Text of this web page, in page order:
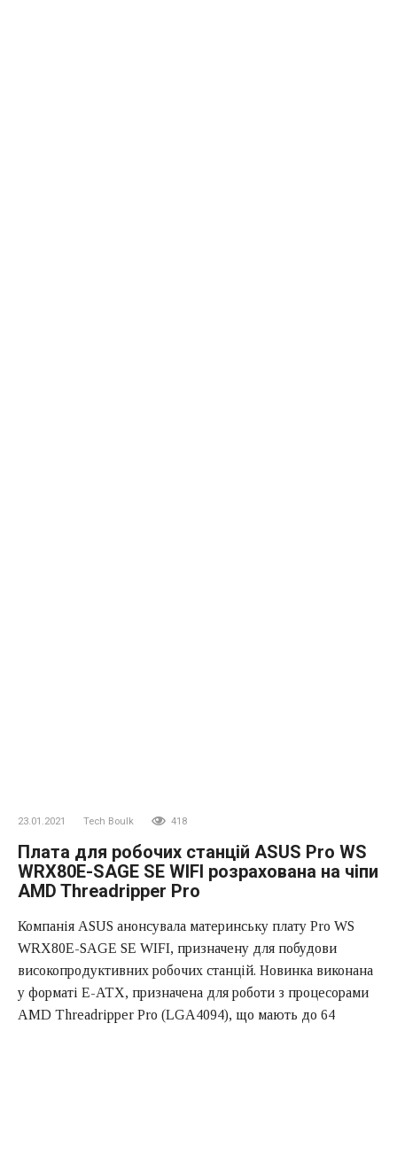
23.01.2021 Tech Boulk 418
Плата для робочих станцій ASUS Pro WS
WRX80E-SAGE SE WIFI розрахована на чіпи
AMD Threadripper Pro
Компанія ASUS анонсувала материнську плату Pro WS
WRX80E-SAGE SE WIFI, призначену для побудови
високопродуктивних робочих станцій. Новинка виконана
у форматі E-ATX, призначена для роботи з процесорами
AMD Threadripper Pro (LGA4094), що мають до 64